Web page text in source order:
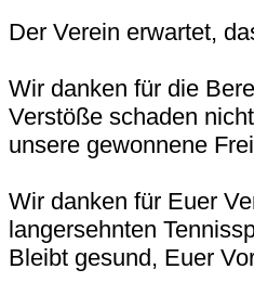
Der Verein erwartet,
Wir danken für die
Verstöße schaden
unsere gewonnene
Wir danken für Euer
langersehnten
Bleibt gesund, Euer